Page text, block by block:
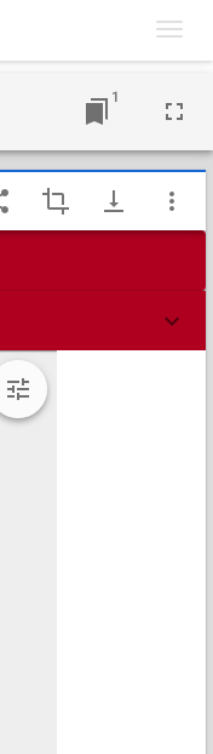
1